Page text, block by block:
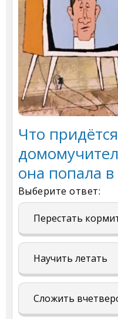
Что
она попала в
Выберите ответ:
Перестать
Научить летать
Сложить